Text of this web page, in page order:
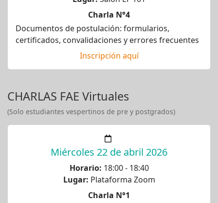
Charla N°4
Documentos de postulación: formularios,
certificados, convalidaciones y errores frecuentes
Inscripción aquí
CHARLAS FAE Virtuales
(Solo estudiantes vespertinos de pre y postgrados)
Miércoles 22 de abril 2026
Horario: 18:00 - 18:40
Lugar: Plataforma Zoom
Charla N°1